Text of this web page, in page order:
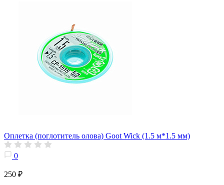
Оплетка (поглотитель олова) Goot Wick (1.5 м*1.5 мм)
0
250 ₽